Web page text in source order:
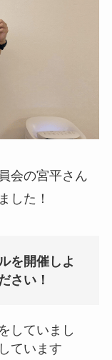
会の宮平さん
した！
を開催しよ
さい！
していまし
ています